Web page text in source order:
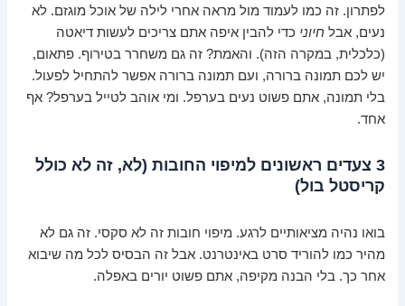
לפתרון. זה כמו לעמוד מול מראה אחרי לילה של אוכל מוגזם. לא
נעים, אבל חיוני כדי להבין איפה אתם צריכים לעשות דיאטה
(כלכלית, במקרה הזה). והאמת? זה גם משחרר בטירוף. פתאום,
יש לכם תמונה ברורה, ועם תמונה ברורה אפשר להתחיל לפעול.
בלי תמונה, אתם פשוט נעים בערפל. ומי אוהב לטייל בערפל? אף
אחד.
3 צעדים ראשונים למיפוי החובות (לא, זה לא כולל
קריסטל בול)
בואו נהיה מציאותיים לרגע. מיפוי חובות זה לא סקסי. זה גם לא
מהיר כמו להוריד סרט באינטרנט. אבל זה הבסיס לכל מה שיבוא
אחר כך. בלי הבנה מקיפה, אתם פשוט יורים באפלה.